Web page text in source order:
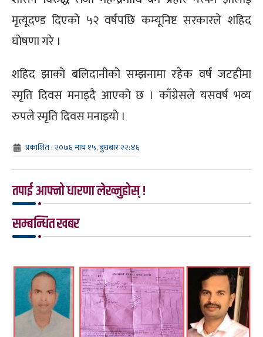
मृत्यूदण्ड दिएको ५२ वर्षपछि कम्यूनिष्ट सरकारले शहिद
घोषणा गरे ।
शहिद झाको बलिदानीको सम्झनामा रहेक वर्ष जटहीमा
स्मृति दिवस मनाइदै आएको छ । काँग्रेसले यसवर्ष भव्य
रुपले स्मृति दिवस मनाइयो ।
प्रकाशित : २०७६ माघ १५, बुधबार २२:४६
तपाई आफ्नो धारणा लेख्नुहोस् !
सम्बन्धित खबर